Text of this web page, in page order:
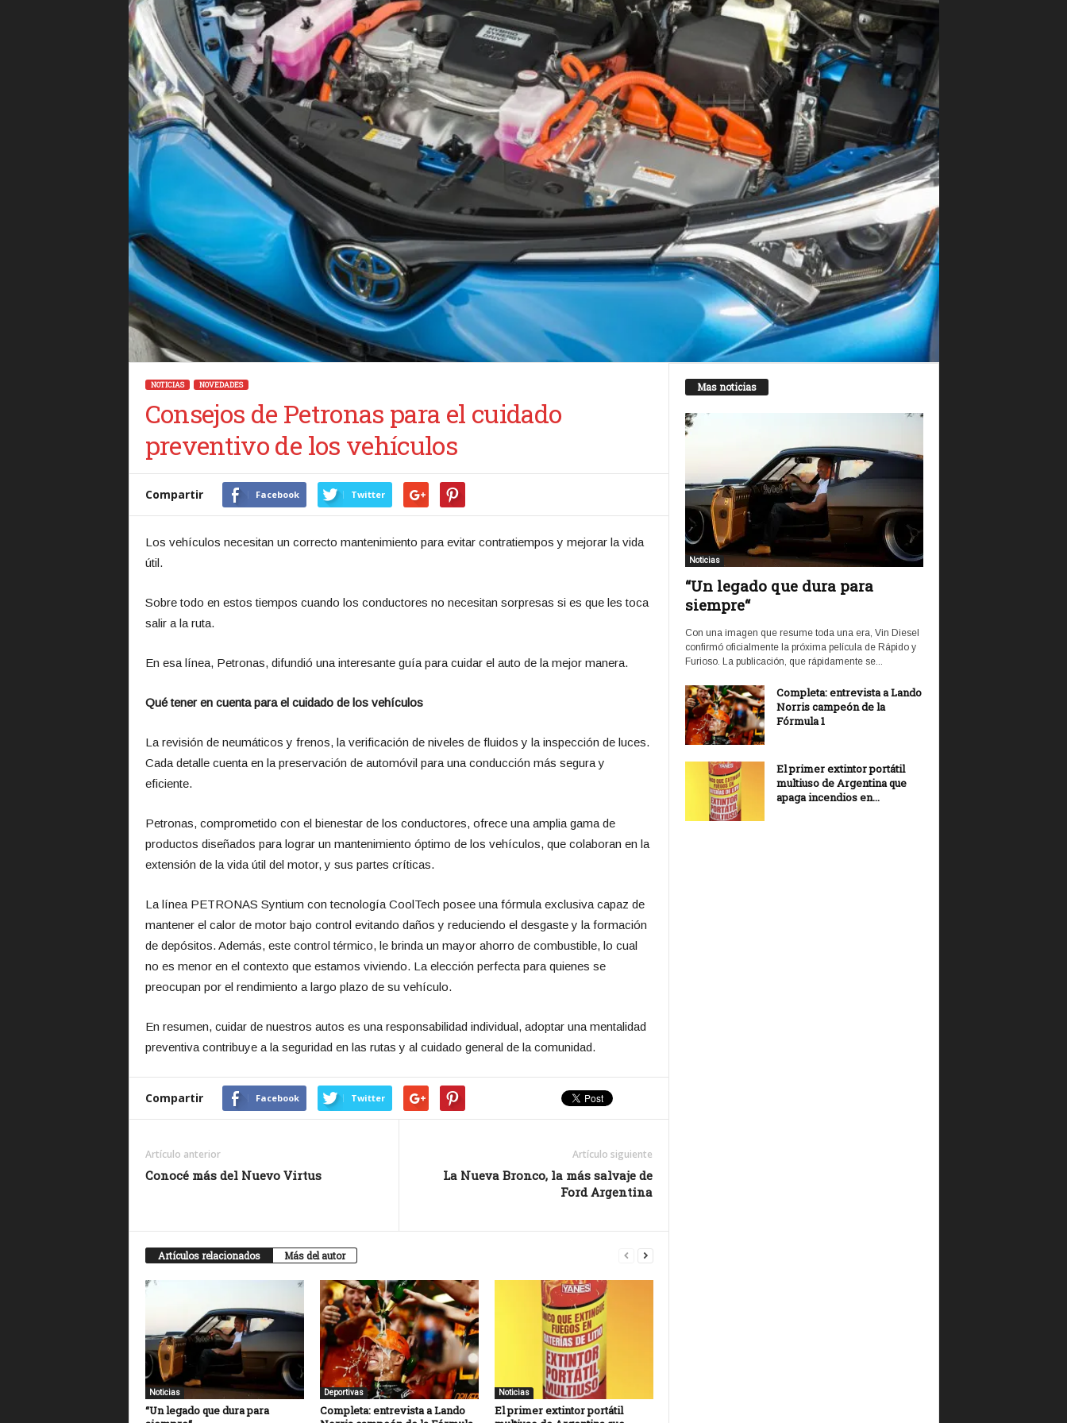
NOTICIAS NOVEDADES
Consejos de Petronas para el cuidado
preventivo de los vehículos
Compartir Facebook Twitter
Los vehículos necesitan un correcto mantenimiento para evitar contratiempos y mejorar la vida
útil.
Sobre todo en estos tiempos cuando los conductores no necesitan sorpresas si es que les toca
salir a la ruta.
En esa línea, Petronas, difundió una interesante guía para cuidar el auto de la mejor manera.
Qué tener en cuenta para el cuidado de los vehículos
La revisión de neumáticos y frenos, la verificación de niveles de fluidos y la inspección de luces.
Cada detalle cuenta en la preservación de automóvil para una conducción más segura y
eficiente.
Petronas, comprometido con el bienestar de los conductores, ofrece una amplia gama de
productos diseñados para lograr un mantenimiento óptimo de los vehículos, que colaboran en la
extensión de la vida útil del motor, y sus partes críticas.
La línea PETRONAS Syntium con tecnología CoolTech posee una fórmula exclusiva capaz de
mantener el calor de motor bajo control evitando daños y reduciendo el desgaste y la formación
de depósitos. Además, este control térmico, le brinda un mayor ahorro de combustible, lo cual
no es menor en el contexto que estamos viviendo. La elección perfecta para quienes se
preocupan por el rendimiento a largo plazo de su vehículo.
En resumen, cuidar de nuestros autos es una responsabilidad individual, adoptar una mentalidad
preventiva contribuye a la seguridad en las rutas y al cuidado general de la comunidad.
Compartir Facebook Twitter
Artículo anterior
Conocé más del Nuevo Virtus
Artículo siguiente
La Nueva Bronco, la más salvaje de
Ford Argentina
Artículos relacionados Más del autor
Noticias
“Un legado que dura para
Deportivas
Completa: entrevista a Lando
Noticias
El primer extintor portátil
Mas noticias
Noticias
“Un legado que dura para
siempre“
Con una imagen que resume toda una era, Vin Diesel
confirmó oficialmente la próxima película de Rápido y
Furioso. La publicación, que rápidamente se...
Completa: entrevista a Lando
Norris campeón de la
Fórmula 1
El primer extintor portátil
multiuso de Argentina que
apaga incendios en...